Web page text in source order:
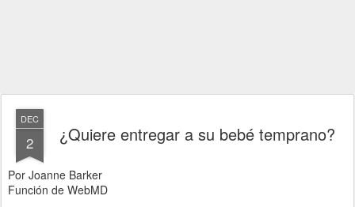
DEC
2 ¿Quiere entregar a su bebé temprano?
Por Joanne Barker
Función de WebMD